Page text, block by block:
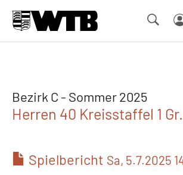
Bezirk C - Sommer 2025
Herren 40 Kreisstaffel 1
Spielbericht Sa, 5.7.2025